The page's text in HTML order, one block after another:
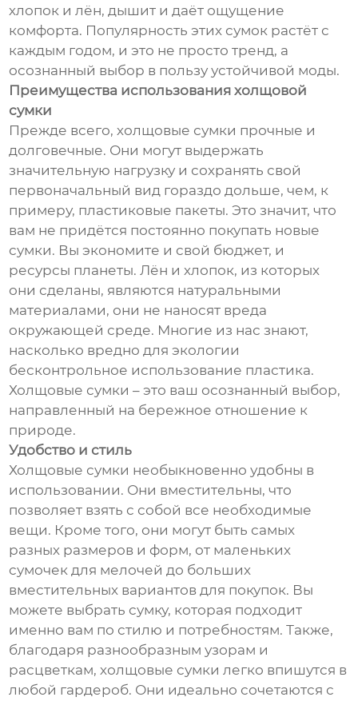
хлопок и лён, дышит и даёт ощущение
комфорта. Популярность этих сумок растёт с
каждым годом, и это не просто тренд, а
осознанный выбор в пользу устойчивой моды.
Преимущества использования холщовой
сумки
Прежде всего, холщовые сумки прочные и
долговечные. Они могут выдержать
значительную нагрузку и сохранять свой
первоначальный вид гораздо дольше, чем, к
примеру, пластиковые пакеты. Это значит, что
вам не придётся постоянно покупать новые
сумки. Вы экономите и свой бюджет, и
ресурсы планеты. Лён и хлопок, из которых
они сделаны, являются натуральными
материалами, они не наносят вреда
окружающей среде. Многие из нас знают,
насколько вредно для экологии
бесконтрольное использование пластика.
Холщовые сумки – это ваш осознанный выбор,
направленный на бережное отношение к
природе.
Удобство и стиль
Холщовые сумки необыкновенно удобны в
использовании. Они вместительны, что
позволяет взять с собой все необходимые
вещи. Кроме того, они могут быть самых
разных размеров и форм, от маленьких
сумочек для мелочей до больших
вместительных вариантов для покупок. Вы
можете выбрать сумку, которая подходит
именно вам по стилю и потребностям. Также,
благодаря разнообразным узорам и
расцветкам, холщовые сумки легко впишутся в
любой гардероб. Они идеально сочетаются с